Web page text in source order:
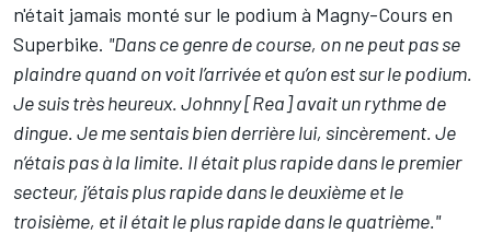
n'était jamais monté sur le podium à Magny-Cours en
Superbike. "Dans ce genre de course, on ne peut pas se
plaindre quand on voit l’arrivée et qu’on est sur le podium.
Je suis très heureux. Johnny [Rea] avait un rythme de
dingue. Je me sentais bien derrière lui, sincèrement. Je
n’étais pas à la limite. Il était plus rapide dans le premier
secteur, j’étais plus rapide dans le deuxième et le
troisième, et il était le plus rapide dans le quatrième."